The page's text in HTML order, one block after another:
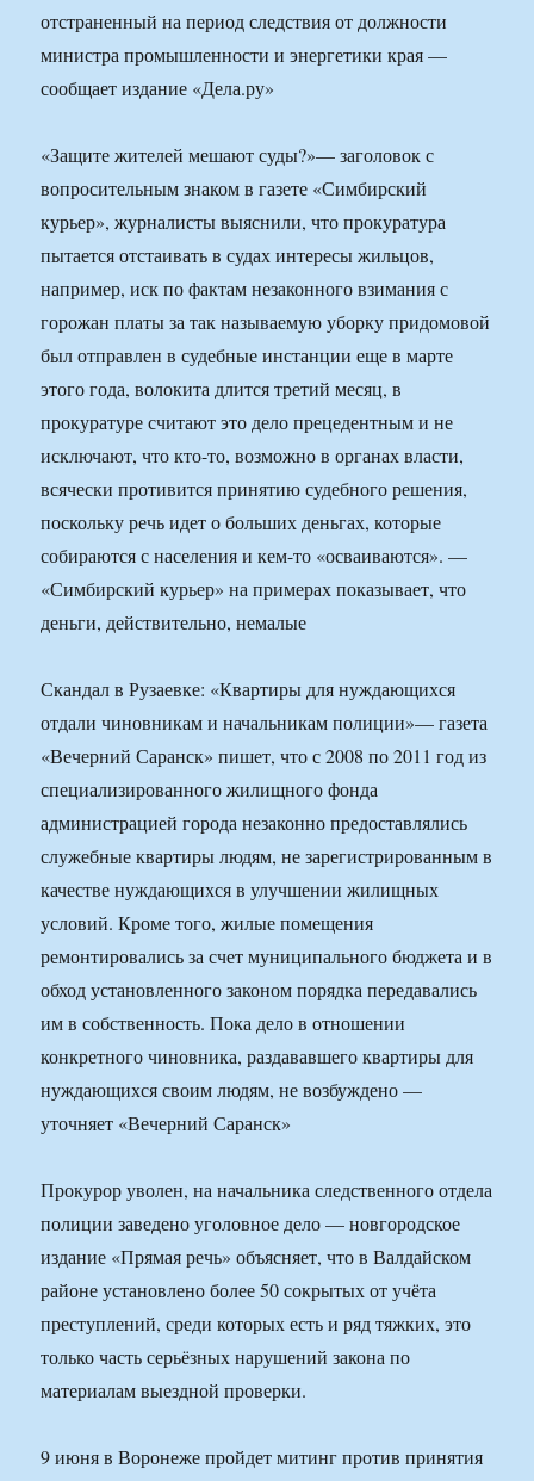
отстраненный на период следствия от должности
министра промышленности и энергетики края —
сообщает издание «Дела.ру»
«Защите жителей мешают суды?»— заголовок с
вопросительным знаком в газете «Симбирский
курьер», журналисты выяснили, что прокуратура
пытается отстаивать в судах интересы жильцов,
например, иск по фактам незаконного взимания с
горожан платы за так называемую уборку придомовой
был отправлен в судебные инстанции еще в марте
этого года, волокита длится третий месяц, в
прокуратуре считают это дело прецедентным и не
исключают, что кто-то, возможно в органах власти,
всячески противится принятию судебного решения,
поскольку речь идет о больших деньгах, которые
собираются с населения и кем-то «осваиваются». —
«Симбирский курьер» на примерах показывает, что
деньги, действительно, немалые
Скандал в Рузаевке: «Квартиры для нуждающихся
отдали чиновникам и начальникам полиции»— газета
«Вечерний Саранск» пишет, что с 2008 по 2011 год из
специализированного жилищного фонда
администрацией города незаконно предоставлялись
служебные квартиры людям, не зарегистрированным в
качестве нуждающихся в улучшении жилищных
условий. Кроме того, жилые помещения
ремонтировались за счет муниципального бюджета и в
обход установленного законом порядка передавались
им в собственность. Пока дело в отношении
конкретного чиновника, раздававшего квартиры для
нуждающихся своим людям, не возбуждено —
уточняет «Вечерний Саранск»
Прокурор уволен, на начальника следственного отдела
полиции заведено уголовное дело — новгородское
издание «Прямая речь» объясняет, что в Валдайском
районе установлено более 50 сокрытых от учёта
преступлений, среди которых есть и ряд тяжких, это
только часть серьёзных нарушений закона по
материалам выездной проверки.
9 июня в Воронеже пройдет митинг против принятия